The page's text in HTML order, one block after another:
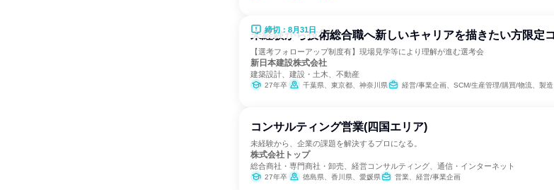
締切：8月31日
未経験から技術総合職へ新しいキャリアを描きたい方限定
【選考フォローアップ制度有】現場見学等により理解が進む選考会
新日本建設株式会社
建築設計、建設・土木、不動産
27年卒 千葉県、東京都、神奈川県 経営/事業企画、SCM/生産管理/購買/物流、製造・生産工程、クリ
コンサルティング営業(四国エリア)
未経験から、企業の課題を解決するプロになる。
株式会社トップ
総合商社・専門商社・卸売、経営コンサルティング、通信・インターネット
27年卒 徳島県、香川県、愛媛県 営業、経営/事業企画